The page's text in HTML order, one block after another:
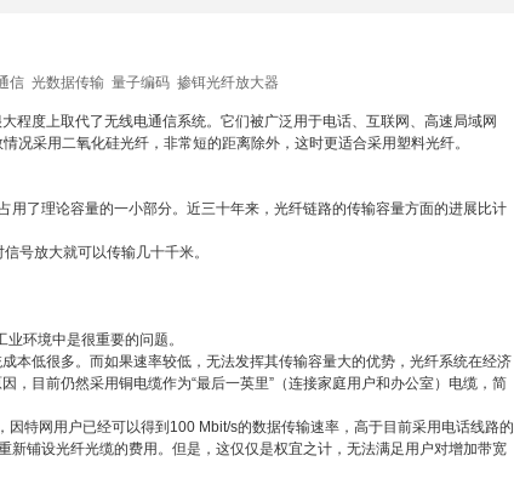
信 光数据传输 量子编码 掺铒光纤放大器
程度上取代了无线电通信系统。它们被广泛用于电话、互联网、高速局域网
况采用二氧化硅光纤，非常短的距离除外，这时更适合采用塑料光纤。
了理论容量的一小部分。近三十年来，光纤链路的传输容量方面的进展比计
号放大就可以传输几十千米。
环境中是很重要的问题。
本低很多。而如果速率较低，无法发挥其传输容量大的优势，光纤系统在经济
目前仍然采用铜电缆作为“最后一英里”（连接家庭用户和办公室）电缆，简
特网用户已经可以得到100 Mbit/s的数据传输速率，高于目前采用电话线路的
铺设光纤光缆的费用。但是，这仅仅是权宜之计，无法满足用户对增加带宽